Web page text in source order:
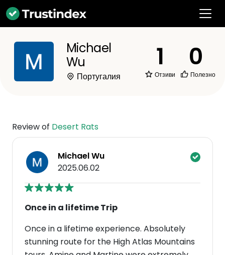
Michael
Wu
Португалия
1
Отзиви
0
Полезно
Review of Desert Rats
Michael Wu
2025.06.02
Once in a lifetime Trip
Once in a lifetime experience. Absolutely
stunning route for the High Atlas Mountains